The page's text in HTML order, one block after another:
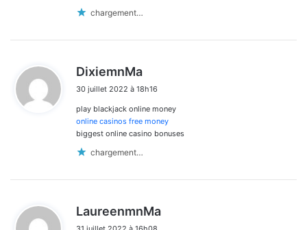
chargement…
DixiemnMa
t
30 juillet 2022 à 18h16
play blackjack online money
online casinos free money
biggest online casino bonuses
chargement…
LaureenmnMa